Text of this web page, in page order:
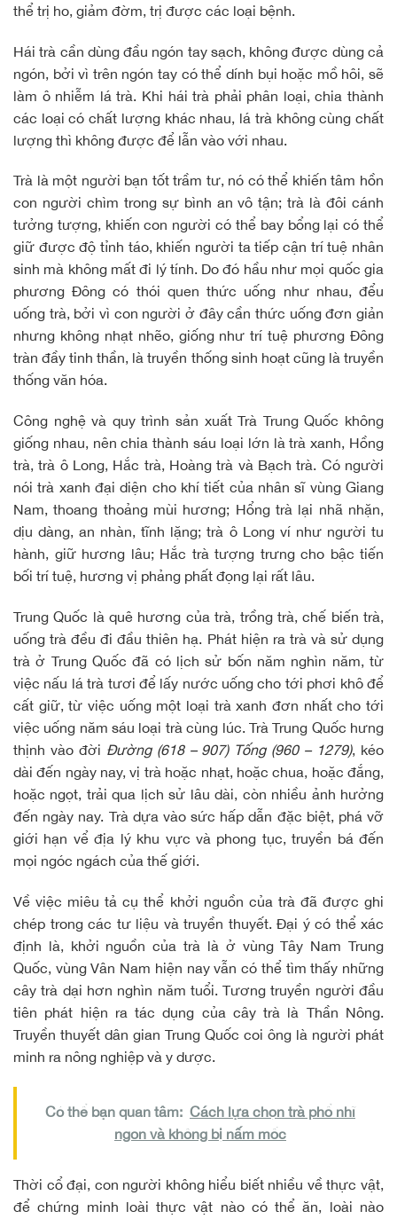
thể trị ho, giảm đờm, trị được các loại bệnh.
Hái trà cần dùng đầu ngón tay sạch, không được dùng cả
ngón, bởi vì trên ngón tay có thể dính bụi hoặc mồ hôi, sẽ
làm ô nhiễm lá trà. Khi hái trà phải phân loại, chia thành
các loại có chất lượng khác nhau, lá trà không cùng chất
lượng thì không được để lẫn vào với nhau.
Trà là một người bạn tốt trầm tư, nó có thể khiến tâm hồn
con người chìm trong sự bình an vô tận; trà là đôi cánh
tưởng tượng, khiến con người có thể bay bổng lại có thể
giữ được độ tỉnh táo, khiến người ta tiếp cận trí tuệ nhân
sinh mà không mất đi lý tính. Do đó hầu như mọi quốc gia
phương Đông có thói quen thức uống như nhau, đểu
uống trà, bởi vì con người ở đây cần thức uống đơn giản
nhưng không nhạt nhẽo, giống như trí tuệ phương Đông
tràn đầy tinh thần, là truyền thống sinh hoạt cũng là truyền
thống văn hóa.
Công nghệ và quy trình sản xuất Trà Trung Quốc không
giống nhau, nên chia thành sáu loại lớn là trà xanh, Hồng
trà, trà ô Long, Hắc trà, Hoàng trà và Bạch trà. Có người
nói trà xanh đại diện cho khí tiết của nhân sĩ vùng Giang
Nam, thoang thoảng mùi hương; Hổng trà lại nhã nhặn,
dịu dàng, an nhàn, tĩnh lặng; trà ô Long ví như người tu
hành, giữ hương lâu; Hắc trà tượng trưng cho bậc tiến
bối trí tuệ, hương vị phảng phất đọng lại rất lâu.
Trung Quốc là quê hương của trà, trồng trà, chế biến trà,
uống trà đều đi đầu thiên hạ. Phát hiện ra trà và sử dụng
trà ở Trung Quốc đã có lịch sử bốn năm nghìn năm, từ
việc nấu lá trà tươi để lấy nước uống cho tới phơi khô để
cất giữ, từ việc uống một loại trà xanh đơn nhất cho tới
việc uống năm sáu loại trà cùng lúc. Trà Trung Quốc hưng
thịnh vào đời Đường (618 – 907) Tống (960 – 1279), kéo
dài đến ngày nay, vị trà hoặc nhạt, hoặc chua, hoặc đắng,
hoặc ngọt, trải qua lịch sử lâu dài, còn nhiều ảnh hưởng
đến ngày nay. Trà dựa vào sức hấp dẫn đặc biệt, phá vỡ
giới hạn vể địa lý khu vực và phong tục, truyền bá đến
mọi ngóc ngách của thế giới.
Về việc miêu tả cụ thể khởi nguồn của trà đã được ghi
chép trong các tư liệu và truyền thuyết. Đại ý có thể xác
định là, khởi nguồn của trà là ở vùng Tây Nam Trung
Quốc, vùng Vân Nam hiện nay vẫn có thể tìm thấy những
cây trà dại hơn nghìn năm tuổi. Tương truyền người đầu
tiên phát hiện ra tác dụng của cây trà là Thần Nông.
Truyền thuyết dân gian Trung Quốc coi ông là người phát
minh ra nông nghiệp và y dược.
Có thể bạn quan tâm: Cách lựa chọn trà phổ nhĩ
ngon và không bị nấm mốc
Thời cổ đại, con người không hiểu biết nhiều về thực vật,
để chứng minh loài thực vật nào có thể ăn, loài nào